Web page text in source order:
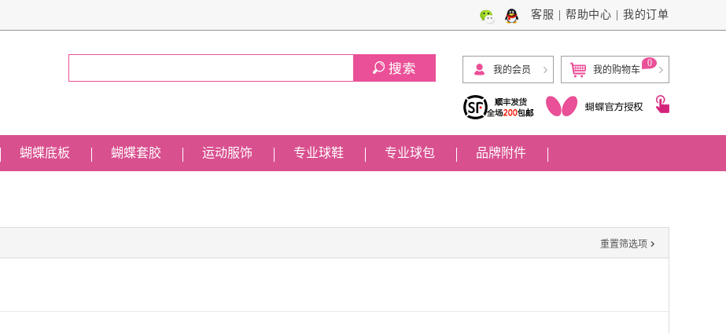
客服 帮助中心 我的订单
我的会员 我的购物车
0
蝴蝶底板 蝴蝶套胶 运动服饰 专业球鞋 专业球包 品牌附件
重置筛选项 